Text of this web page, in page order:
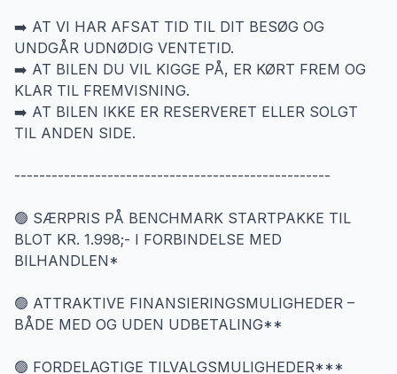
➡️ AT VI HAR AFSAT TID TIL DIT BESØG OG
UNDGÅR UDNØDIG VENTETID.
➡️ AT BILEN DU VIL KIGGE PÅ, ER KØRT FREM OG
KLAR TIL FREMVISNING.
➡️ AT BILEN IKKE ER RESERVERET ELLER SOLGT
TIL ANDEN SIDE.
---------------------------------------------------
🟢 SÆRPRIS PÅ BENCHMARK STARTPAKKE TIL
BLOT KR. 1.998;- I FORBINDELSE MED
BILHANDLEN*
🟢 ATTRAKTIVE FINANSIERINGSMULIGHEDER –
BÅDE MED OG UDEN UDBETALING**
🟢 FORDELAGTIGE TILVALGSMULIGHEDER***